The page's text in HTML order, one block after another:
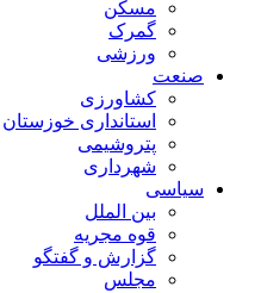
مسکن
گمرک
ورزشی
صنعت
کشاورزی
استانداری خوزستان
پتروشیمی
شهرداری
سیاسی
بین الملل
قوه مجریه
گزارش و گفتگو
مجلس